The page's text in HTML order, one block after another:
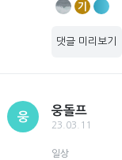
기
댓글 미리보기
웅
웅돌프
23.03.11
일상